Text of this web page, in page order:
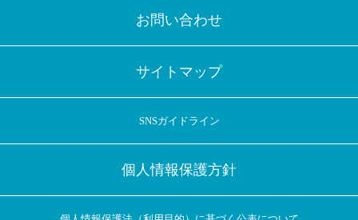
お問い合わせ
サイトマップ
SNSガイドライン
個人情報保護方針